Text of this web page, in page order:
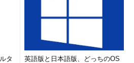
になれば、開発に失敗する確率は
タ
英語版と日本語版、どっちのOS